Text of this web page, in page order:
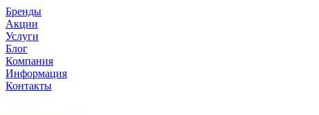
Бренды
Акции
Услуги
Блог
Компания
Информация
Контакты